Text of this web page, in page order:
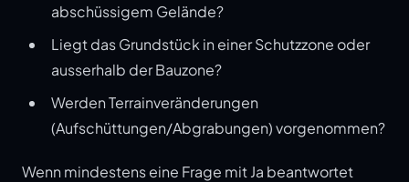
abschüssigem Gelände?
Liegt das Grundstück in einer Schutzzone oder
ausserhalb der Bauzone?
Werden Terrainveränderungen
(Aufschüttungen/Abgrabungen) vorgenommen?
Wenn mindestens eine Frage mit Ja beantwortet